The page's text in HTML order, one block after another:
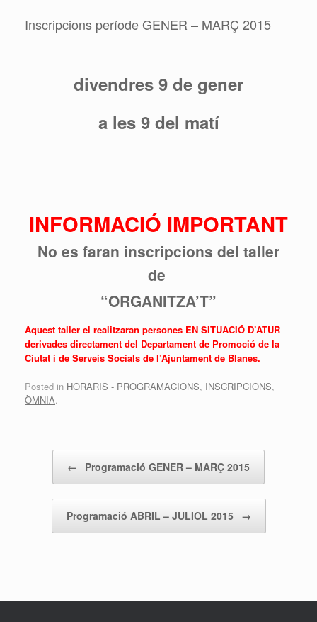
Inscripcions període GENER – MARÇ 2015
divendres 9 de gener
a les 9 del matí
INFORMACIÓ IMPORTANT
No es faran inscripcions del taller
de
“ORGANITZA’T”
Aquest taller el realitzaran persones EN SITUACIÓ D’ATUR
derivades directament del Departament de Promoció de la
Ciutat i de Serveis Socials de l’Ajuntament de Blanes.
Posted in HORARIS - PROGRAMACIONS, INSCRIPCIONS,
ÒMNIA.
← Programació GENER – MARÇ 2015
Programació ABRIL – JULIOL 2015 →